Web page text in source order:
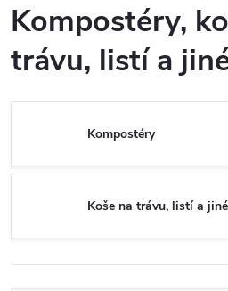
Kompostéry,
trávu, listí a
Kompostéry
Koše na trávu, listí a jiné